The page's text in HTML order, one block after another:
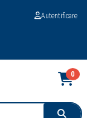
Autentificare
0